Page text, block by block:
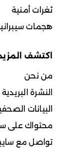
ثغرات أمنية
هجمات
اكتشف
من نحن
النشرة البريدية
البيانات
محتواك على
تواصل مع